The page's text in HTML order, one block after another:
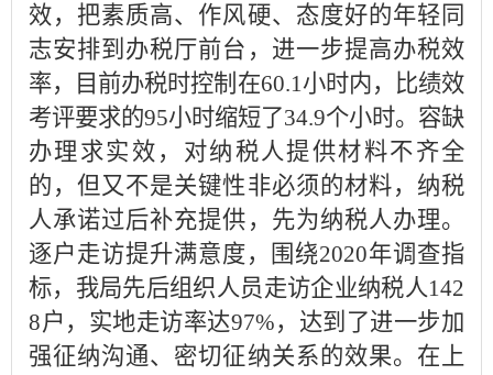
效，把素质高、作风硬、态度好的年轻同
志安排到办税厅前台，进一步提高办税效
率，目前办税时控制在60.1小时内，比绩效
考评要求的95小时缩短了34.9个小时。容缺
办理求实效，对纳税人提供材料不齐全
的，但又不是关键性非必须的材料，纳税
人承诺过后补充提供，先为纳税人办理。
逐户走访提升满意度，围绕2020年调查指
标，我局先后组织人员走访企业纳税人142
8户，实地走访率达97%，达到了进一步加
强征纳沟通、密切征纳关系的效果。在上